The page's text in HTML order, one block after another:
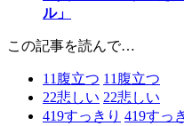
ル」
この記事を読んで…
11 腹立つ 11 腹立つ
22悲しい 22悲しい
419すっきり 419すっ